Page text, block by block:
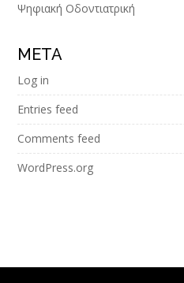
Ψηφιακή Οδοντιατρική
META
Log in
Entries feed
Comments feed
WordPress.org